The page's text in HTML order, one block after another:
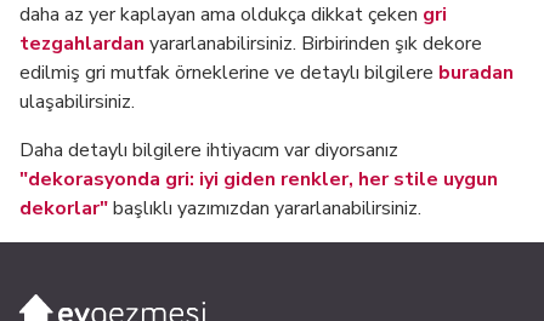
daha az yer kaplayan ama oldukça dikkat çeken gri
tezgahlardan yararlanabilirsiniz. Birbirinden şık dekore
edilmiş gri mutfak örneklerine ve detaylı bilgilere buradan
ulaşabilirsiniz.
Daha detaylı bilgilere ihtiyacım var diyorsanız
"dekorasyonda gri: iyi giden renkler, her stile uygun
dekorlar"başlıklı yazımızdan yararlanabilirsiniz.